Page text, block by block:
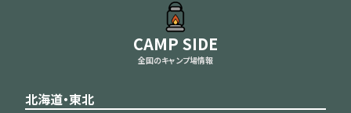
CAMP SIDE
全国のキャンプ場情報
北海道・東北